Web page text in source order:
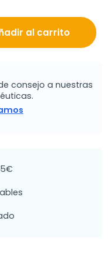
al carrito
consejo a nuestras